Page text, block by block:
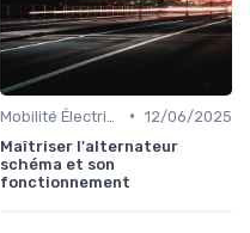
• 12/06/2025
Maîtriser l'alternateur
schéma et son
fonctionnement